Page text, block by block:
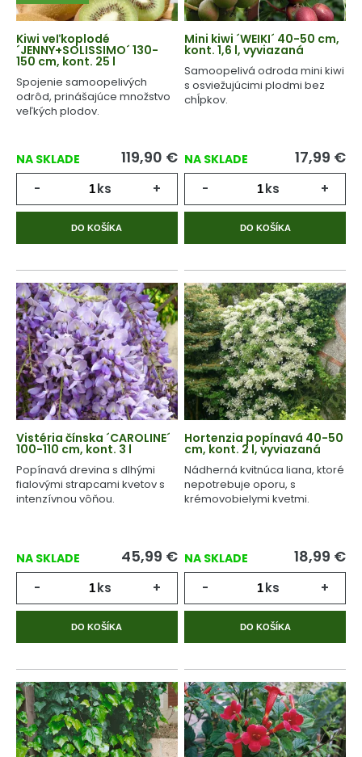
Kiwi veľkoplodé
´JENNY+SOLISSIMO´ 130-
150 cm, kont. 25 l
Spojenie samoopelivých
odrôd, prinášajúce množstvo
veľkých plodov.
NA SKLADE 119,90 €
- ks +
DO KOŠÍKA
Mini kiwi ´WEIKI´ 40-50 cm,
kont. 1,6 l, vyviazaná
Samoopelivá odroda mini kiwi
s osviežujúcimi plodmi bez
chĺpkov.
NA SKLADE 17,99 €
- ks +
DO KOŠÍKA
Vistéria čínska ´CAROLINE´
100-110 cm, kont. 3 l
Popínavá drevina s dlhými
fialovými strapcami kvetov s
intenzívnou vôňou.
NA SKLADE 45,99 €
- ks +
DO KOŠÍKA
Hortenzia popínavá 40-50
cm, kont. 2 l, vyviazaná
Nádherná kvitnúca liana, ktoré
nepotrebuje oporu, s
krémovobielymi kvetmi.
NA SKLADE 18,99 €
- ks +
DO KOŠÍKA